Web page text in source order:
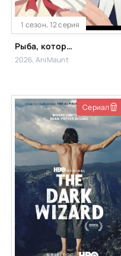
1 сезон, 12 серия
Рыба, которую я упустила, большая, но я поймала другую, больше
2026, AniMaunt
Сериал